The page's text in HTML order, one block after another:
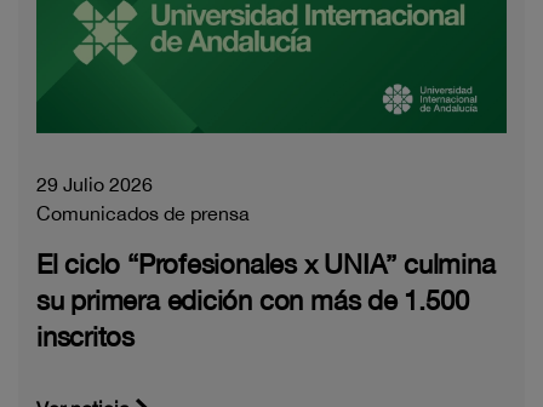
29 Julio 2026
Comunicados de prensa
El ciclo “Profesionales x UNIA” culmina
su primera edición con más de 1.500
inscritos